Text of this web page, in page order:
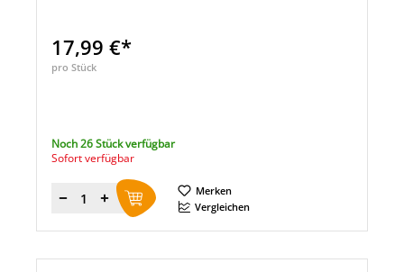
17,99 €*
pro Stück
Noch 26 Stück verfügbar
Sofort verfügbar
Menge
Merken
Vergleichen